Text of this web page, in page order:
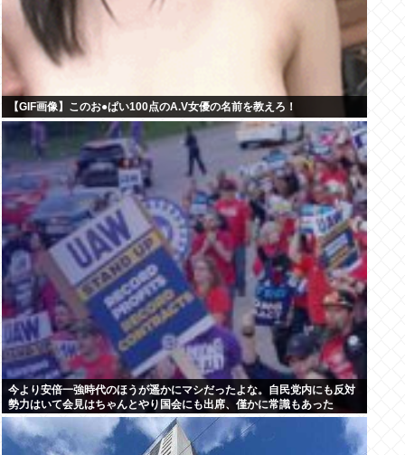
【GIF画像】このお●ぱい100点のA.V女優の名前を教えろ！
今より安倍一強時代のほうが遥かにマシだったよな。自民党内にも反対
勢力はいて会見はちゃんとやり国会にも出席、僅かに常識もあった